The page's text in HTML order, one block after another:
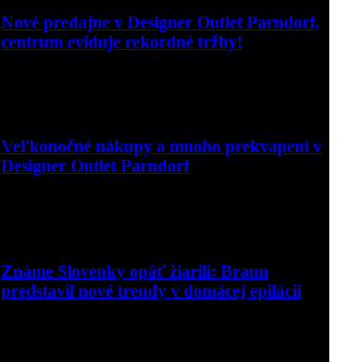
Nové predajne v Designer Outlet Parndorf,
centrum eviduje rekordné tržby!
Veľkonočné nákupy a mnoho prekvapení v
Designer Outlet Parndorf
Známe Slovenky opäť žiarili: Braun
predstavil nové trendy v domácej epilácii